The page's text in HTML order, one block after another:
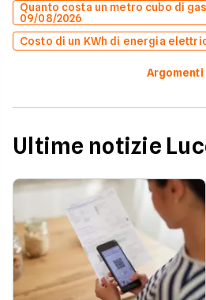
Quanto costa un metro cubo di
09/08/2026
Costo di un KWh di energia
Argomenti
Ultime notizie